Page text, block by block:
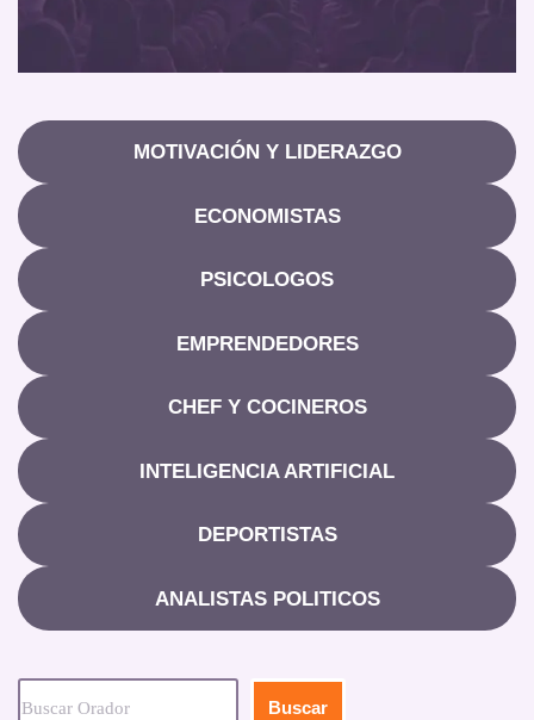
MOTIVACIÓN Y LIDERAZGO
ECONOMISTAS
PSICOLOGOS
EMPRENDEDORES
CHEF Y COCINEROS
INTELIGENCIA ARTIFICIAL
DEPORTISTAS
ANALISTAS POLITICOS
Buscar